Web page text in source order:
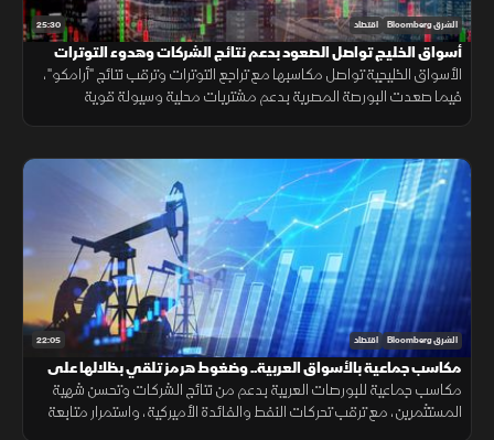
25:30 الشرق Bloomberg اقتصاد
أسواق الخليج تواصل الصعود بدعم نتائج الشركات وهدوء التوترات
الأسواق الخليجية تواصل مكاسبها مع تراجع التوترات وترقب نتائج "أرامكو"،
فيما صعدت البورصة المصرية بدعم مشتريات محلية وسيولة قوية
22:05 الشرق Bloomberg اقتصاد
مكاسب جماعية بالأسواق العربية.. وضغوط هرمز تلقي بظلالها على
الطاقة
مكاسب جماعية للبورصات العربية بدعم من نتائج الشركات وتحسن شهية
المستثمرين، مع ترقب تحركات النفط والفائدة الأميركية، واستمرار متابعة